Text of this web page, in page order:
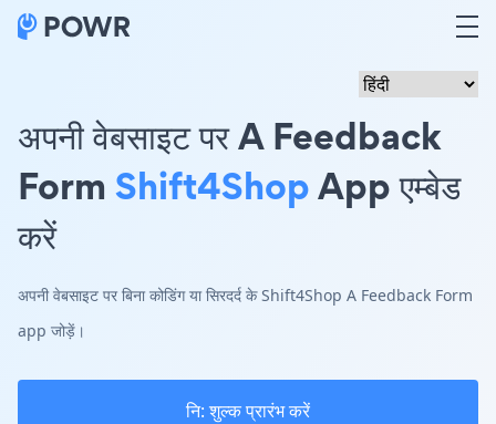
अपनी वेबसाइट पर A Feedback
Form Shift4ShopApp एम्बेड
करें
अपनी वेबसाइट पर बिना कोडिंग या सिरदर्द के Shift4Shop A Feedback Form
app जोड़ें।
नि: शुल्क प्रारंभ करें